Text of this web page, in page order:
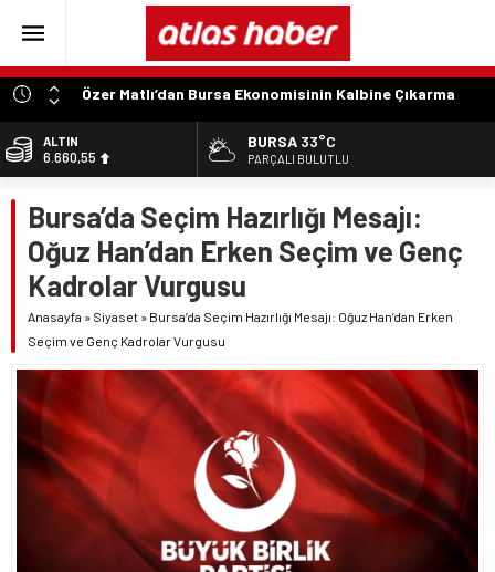
Özer Matlı’dan Bursa Ekonomisinin Kalbine Çıkarma
“Aynı Düzenleme Neden Emeklilere Uygulanmadı?”
“Engelli Emekliliğinde Kazanılmış Haklar Korunmalı,
Belirsizlikler Son Bulmalı”
“Engelliler Bu Ülkede Başarıyı Kimsenin Lütfuyla Değil,
İğneyle Kuyu Kazarak Kazanıyor”
“Bu Ses Siyasi Tartışmaların Değil, Millet Vicdanının
Konusudur”
ALTIN
6.660,55
13.779,39
DOLAR
47,7111
55,1881
BURSA 33°C
PARÇALI BULUTLU
Bursa’da Seçim Hazırlığı Mesajı:
Oğuz Han’dan Erken Seçim ve Genç
Kadrolar Vurgusu
Anasayfa » Siyaset » Bursa’da Seçim Hazırlığı Mesajı: Oğuz Han’dan Erken
Seçim ve Genç Kadrolar Vurgusu